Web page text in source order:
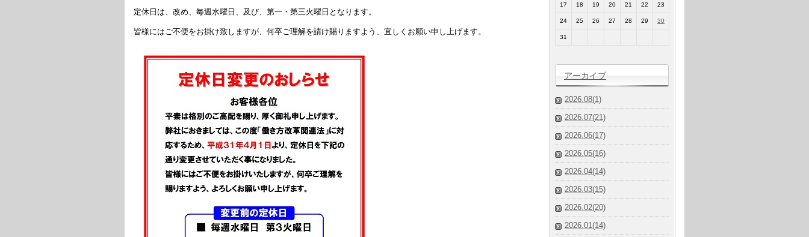
定休日は、改め、毎週水曜日、及び、第一・第三火曜日となります。
皆様にはご不便をお掛け致しますが、何卒ご理解を請け賜りますよう、宜しくお願い申し上げます。
17 18 19 20 21 22 23
24 25 26 27 28 29 30
31
アーカイブ
2026.08(1)
2026.07(21)
2026.06(17)
2026.05(16)
2026.04(14)
2026.03(15)
2026.02(20)
2026.01(14)